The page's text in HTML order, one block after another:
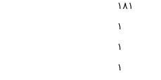
۱۸۱
۱
۱
۱